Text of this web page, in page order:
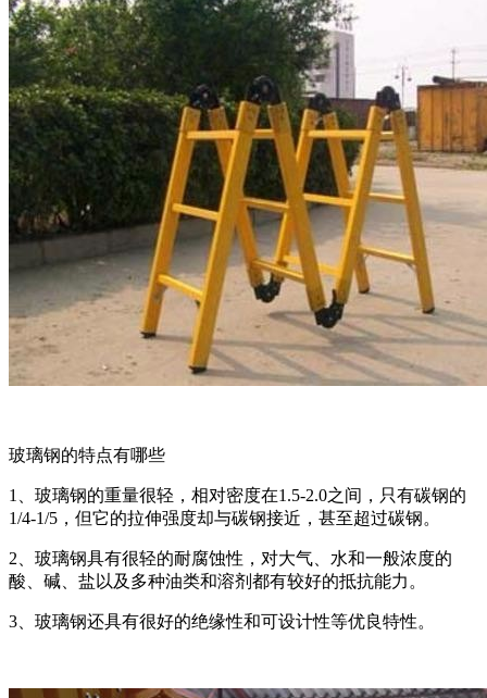
玻璃钢的特点有哪些
1、玻璃钢的重量很轻，相对密度在1.5-2.0之间，只有碳钢的
1/4-1/5，但它的拉伸强度却与碳钢接近，甚至超过碳钢。
2、玻璃钢具有很轻的耐腐蚀性，对大气、水和一般浓度的
酸、碱、盐以及多种油类和溶剂都有较好的抵抗能力。
3、玻璃钢还具有很好的绝缘性和可设计性等优良特性。